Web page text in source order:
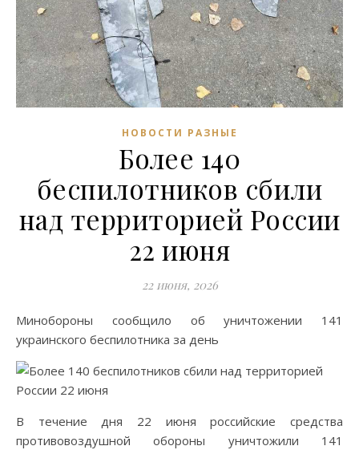
НОВОСТИ РАЗНЫЕ
Более 140
беспилотников сбили
над территорией России
22 июня
22 июня, 2026
Минобороны сообщило об уничтожении 141
украинского беспилотника за день
В течение дня 22 июня российские средства
противовоздушной обороны уничтожили 141